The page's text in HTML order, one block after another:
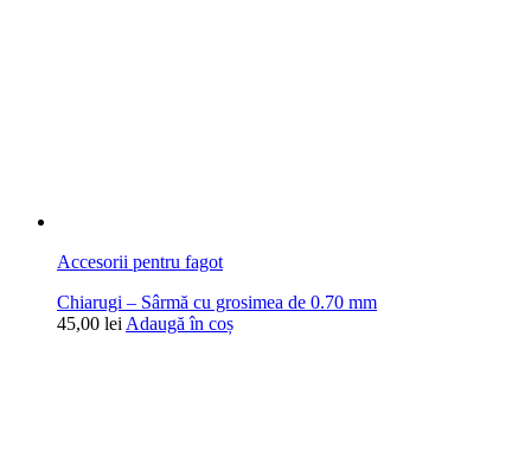
Accesorii pentru fagot
Chiarugi – Sârmă cu grosimea de 0.70 mm
45,00 lei Adaugă în coș